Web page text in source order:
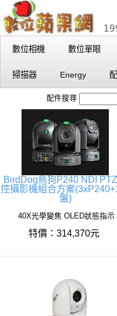
數位相機 數位單眼
掃描器 Energy
配件搜尋
BirdDog鳥狗P240 NDI
控攝影機組合方案
盤)
40X光學變焦 OLED狀態指示
特價：314,370元